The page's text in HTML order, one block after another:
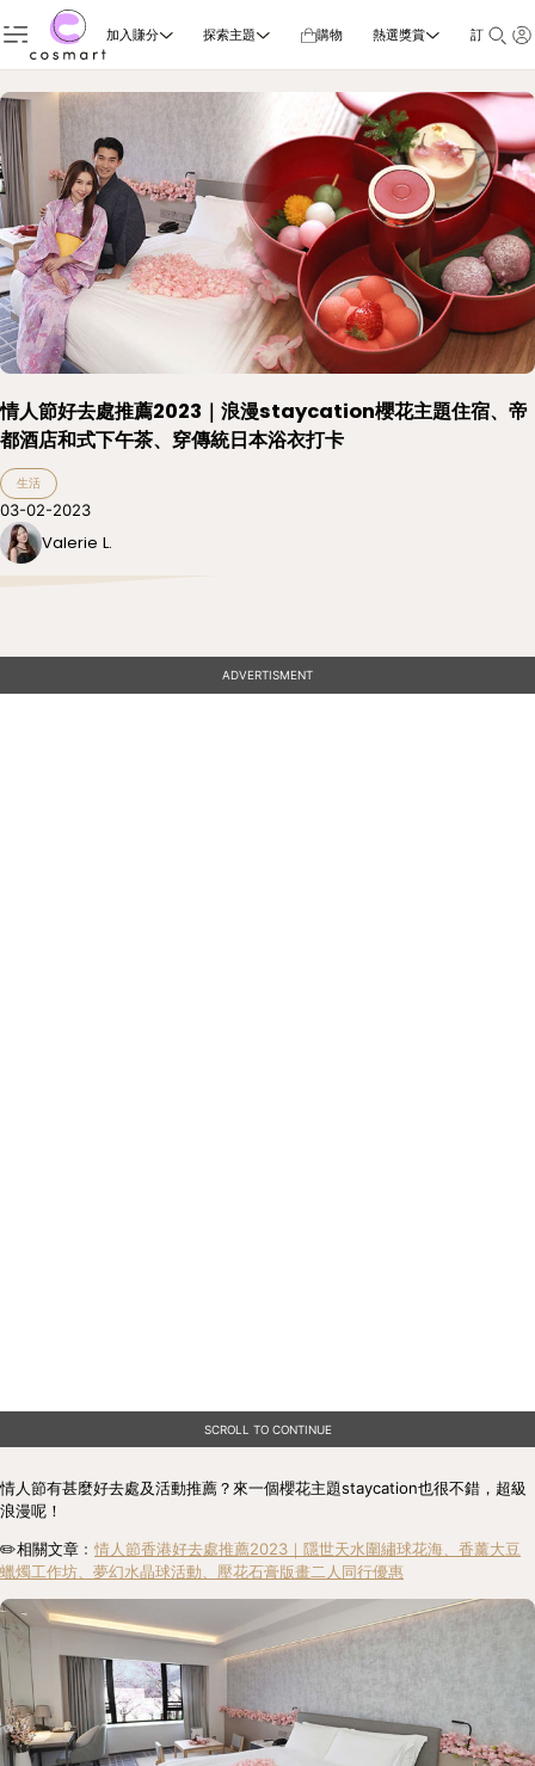
加入賺分 探索主題 購物 熱選獎賞 訂閱雜誌
情人節好去處推薦2023｜浪漫staycation櫻花主題住宿、帝
都酒店和式下午茶、穿傳統日本浴衣打卡
生活
03-02-2023
Valerie L.
ADVERTISMENT
SCROLL TO CONTINUE
情人節有甚麼好去處及活動推薦？來一個櫻花主題staycation也很不錯，超級
浪漫呢！
✏️相關文章﹕ 情人節香港好去處推薦2023｜隱世天水圍繡球花海、香薰大豆
蠟燭工作坊、夢幻水晶球活動、壓花石膏版畫二人同行優惠